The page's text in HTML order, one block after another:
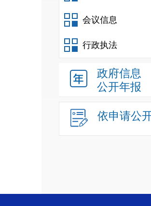
会议信息
行政执法
政府信息
公开年报
依申请公